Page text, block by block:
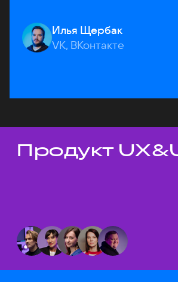
Илья Щербак
VK, ВКонтакте
Темы докладов
Продукт